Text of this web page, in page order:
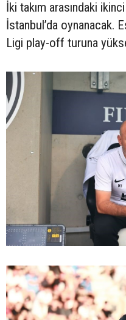
İki takım arasındaki
İstanbul’da oynanacak.
Ligi play-off turuna